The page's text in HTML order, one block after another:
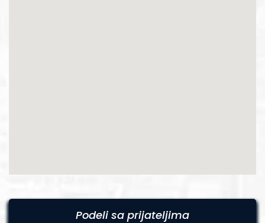
Podeli sa prijateljima